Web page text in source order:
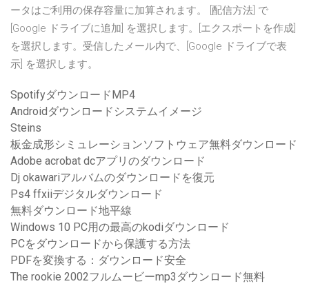
ータはご利用の保存容量に加算されます。 [配信方法] で
[Google ドライブに追加] を選択します。[エクスポートを作成]
を選択します。受信したメール内で、[Google ドライブで表
示] を選択します。
SpotifyダウンロードMP4
Androidダウンロードシステムイメージ
Steins
板金成形シミュレーションソフトウェア無料ダウンロード
Adobe acrobat dcアプリのダウンロード
Dj okawariアルバムのダウンロードを復元
Ps4 ffxiiデジタルダウンロード
無料ダウンロード地平線
Windows 10 PC用の最高のkodiダウンロード
PCをダウンロードから保護する方法
PDFを変換する：ダウンロード安全
The rookie 2002フルムービーmp3ダウンロード無料